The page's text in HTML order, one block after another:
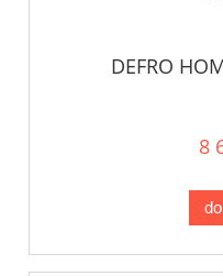
DEFRO
8